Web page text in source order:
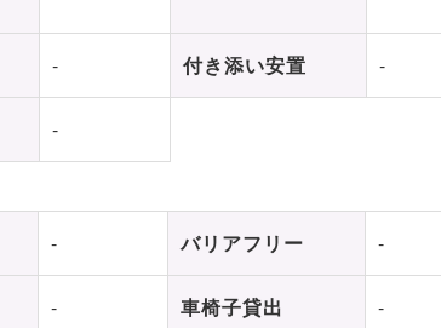
- 付き添い安置 -
-
- バリアフリー -
- 車椅子貸出 -